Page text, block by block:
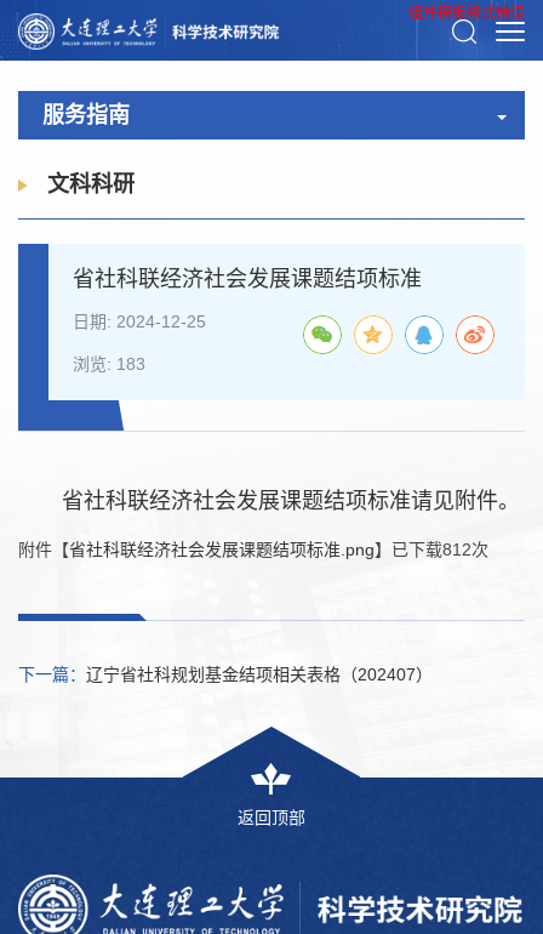
组件模板格式错误
服务指南
文科科研
省社科联经济社会发展课题结项标准
日期: 2024-12-25
浏览: 183
省社科联经济社会发展课题结项标准请见附件。
附件【省社科联经济社会发展课题结项标准.png】已下载812次
下一篇： 辽宁省社科规划基金结项相关表格（202407）
返回顶部